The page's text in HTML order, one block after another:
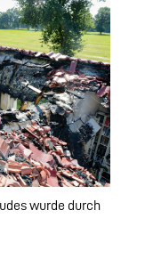
wurde durch